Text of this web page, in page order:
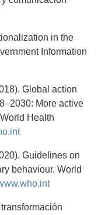
in the
Information
Global action
More active
Health
Guidelines on
behaviour. World